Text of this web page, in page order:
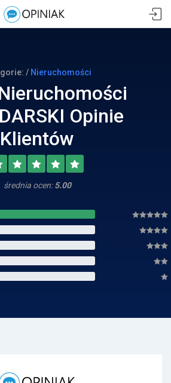
/ Nieruchomości
Opinie
Klientów
średnia ocen:5.00